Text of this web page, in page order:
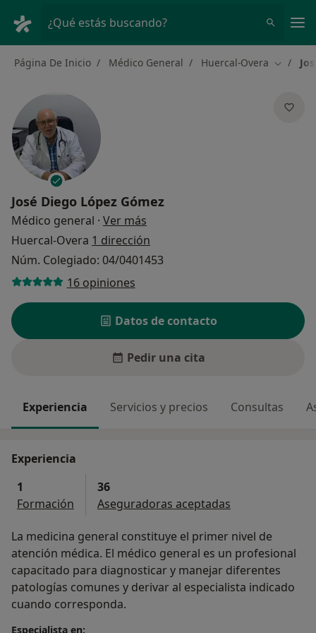
¿Qué estás buscando?
Página De Inicio Médico General Huercal-Overa
José Diego López Gómez
Médico general · Ver más
Huercal-Overa 1 dirección
Núm. Colegiado: 04/0401453
16 opiniones
Datos de contacto
Pedir una cita
Experiencia Servicios y precios Consultas
Experiencia
1
Formación
36
Aseguradoras aceptadas
La medicina general constituye el primer nivel de
atención médica. El médico general es un profesional
capacitado para diagnosticar y manejar diferentes
patologías comunes y derivar al especialista indicado
cuando corresponda.
Especialista en: